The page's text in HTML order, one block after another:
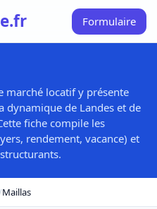
Formulaire
marché locatif y présente
dynamique de Landes et de
fiche compile les
rendement, vacance) et
Maillas